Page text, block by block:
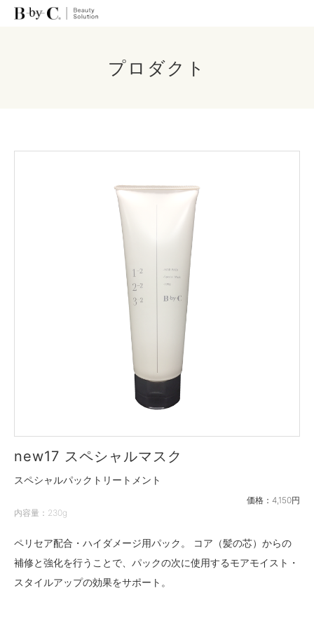
プロダクト
new17 スペシャルマスク
スペシャルパックトリートメント
価格： 4,150円
内容量： 230g
ペリセア配合・ハイダメージ用パック。 コア（髪の芯）からの
補修と強化を行うことで、パックの次に使用するモアモイスト・
スタイルアップの効果をサポート。